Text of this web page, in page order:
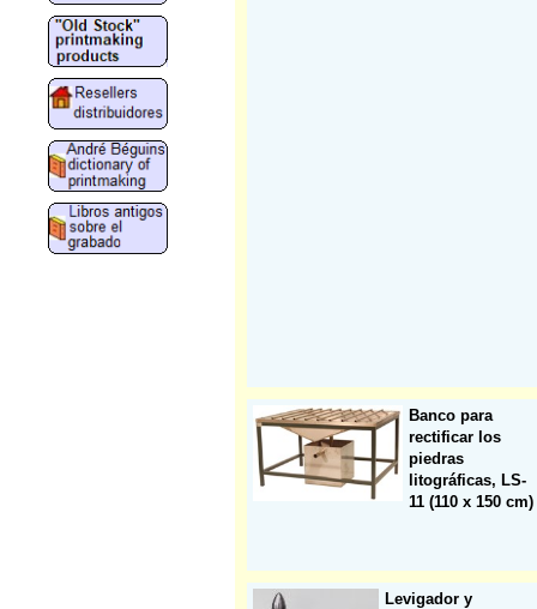
Banco para
rectificar los
piedras
litográficas, LS-
11 (110 x 150 cm)
Levigador y